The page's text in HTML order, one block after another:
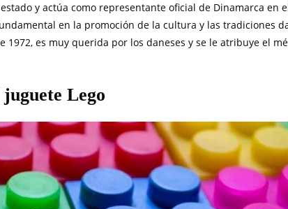
y actúa como representante oficial de Dinamarca en
en la promoción de la cultura y las tradiciones
1972, es muy querida por los daneses y se le atribuye el
Lego